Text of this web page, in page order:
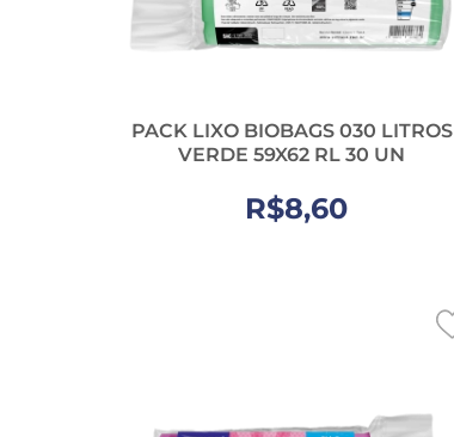
PACK LIXO BIOBAGS 030 LITROS
VERDE 59X62 RL 30 UN
R$8,60